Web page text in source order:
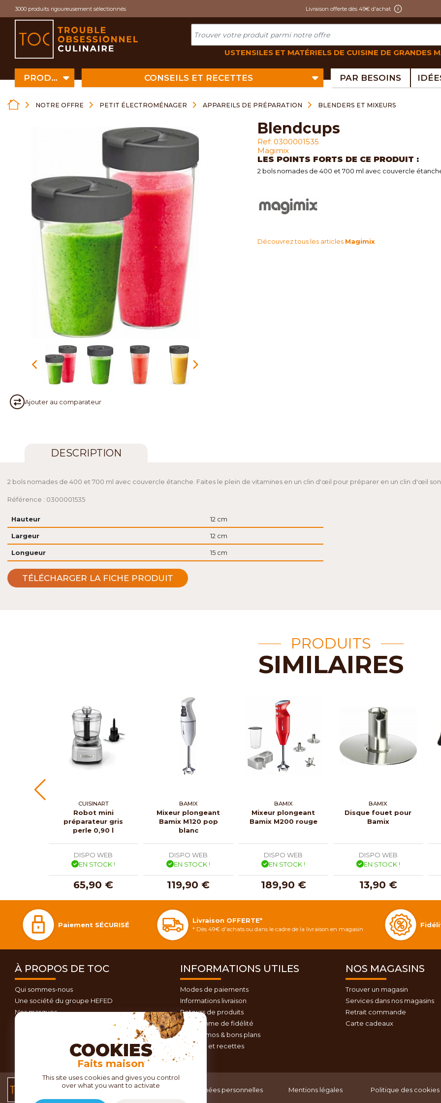
3000 produits rigoureusement sélectionnés Livraison offerte dès 49€ d'achat
USTENSILES ET MATÉRIELS DE CUISINE DE GRANDES
PRODUITS CONSEILS ET RECETTES PAR BESOINS
NOTRE OFFRE PETIT ÉLECTROMÉNAGER APPAREILS DE PRÉPARATION BLENDERS ET MIXEURS
Ajouter au comparateur
blendcups
Ref: 0300001535
Magimix
LES POINTS FORTS DE CE PRODUIT :
2 bols nomades de 400 et 700 ml avec couvercle
Découvrez tous les articles Magimix
DESCRIPTION
2 bols nomades de 400 et 700 ml avec couvercle étanche. Faites le plein de vitamines en un clin d'œil pour préparer en un clin d'œil
Référence : 0300001535
Hauteur 12 cm
Largeur 12 cm
Longueur 15 cm
TÉLÉCHARGER LA FICHE PRODUIT
PRODUITS
SIMILAIRES
CUISINART
Robot mini
préparateur gris
perle 0,90 l
DISPO WEB
EN STOCK !
65,90 €
BAMIX
Mixeur plongeant
Bamix M120 pop
blanc
DISPO WEB
EN STOCK !
119,90 €
BAMIX
Mixeur plongeant
Bamix M200 rouge
DISPO WEB
EN STOCK !
189,90 €
BAMIX
Disque fouet pour
Bamix
DISPO WEB
EN STOCK !
13,90 €
Paiement SÉCURISÉ
Livraison OFFERTE*
* Dès 49€ d'achats ou dans le cadre de la livraison en magasin
À PROPOS DE TOC
Qui sommes-nous
Une société du groupe HEFED
Nos marques
INFORMATIONS UTILES
Modes de paiements
Informations livraison
Retours de produits
Programme de fidélité
Nos promos & bons plans
Conseils et recettes
NOS MAGASINS
Trouver un magasin
Services dans nos magasins
Retrait commande
Carte cadeaux
Conditions générales
Données personnelles Mentions légales Politique des cookies
COOKIES
Faits maison
This site uses cookies and gives you control
over what you want to activate